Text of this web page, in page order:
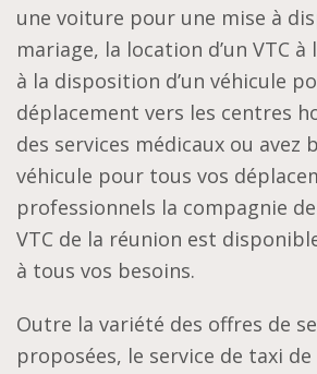
une voiture pour une mise à
mariage, la location d’un VTC
à la disposition d’un véhicule
déplacement vers les centres
des services médicaux ou avez
véhicule pour tous vos
professionnels la compagnie
VTC de la réunion est
à tous vos besoins.
Outre la variété des offres de
proposées, le service de taxi